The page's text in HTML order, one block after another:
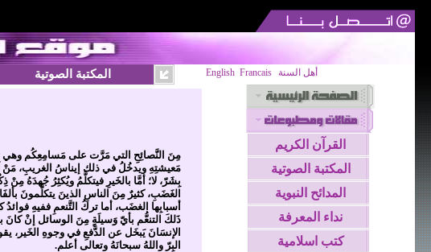
المكتبة الصوتية English Francais أهل السنة
مِنَ النَّصائِحِ التي مَرَّت على مَسامِعِكُم وهي
مَعيشتِهِ ويدخُلُ في ذلك إيناسُ الغريبِ، مَنْ
بِشَرّ، لا؛ أمَّا بالخَيرِ فيتكلَّمُ ويُكثِرُ جُهدَهُ
الغَضَبِ، كثيرٌ مِنَ الناسِ الذينَ يتكلَّمونَ
أسبابِها الغضَب، أما تركُ التَّنعمِ ففيهِ
ذَلكَ التنعُّم بأيّ وَسيلَةٍ مِنَ الوسائل إنْ كانَ
الإنسَانَ يَبخَل عن الدَّفعِ في وجوهِ الخَير،
البِرّ واللهُ سبحانَهُ وتعالى أعلم.
القرآن الكريم
المكتبة الصوتية
المدائح النبوية
نداء المعرفة
كتب اسلامية